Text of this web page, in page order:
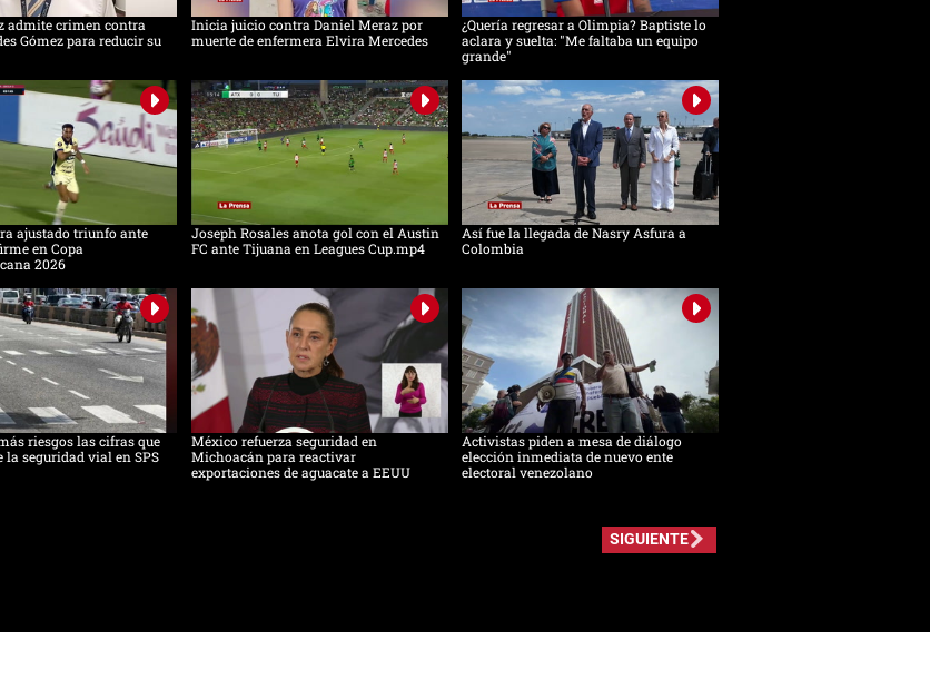
admite crimen contra
Gómez para reducir su
Inicia juicio contra Daniel Meraz por
muerte de enfermera Elvira Mercedes
¿Quería regresar a Olimpia? Baptiste lo
aclara y suelta: "Me faltaba un equipo
grande"
ajustado triunfo ante
en Copa
2026
Joseph Rosales anota gol con el Austin
FC ante Tijuana en Leagues Cup.mp4
Así fue la llegada de Nasry Asfura a
Colombia
riesgos las cifras que
la seguridad vial en SPS
México refuerza seguridad en
Michoacán para reactivar
exportaciones de aguacate a EEUU
Activistas piden a mesa de diálogo
elección inmediata de nuevo ente
electoral venezolano
SIGUIENTE